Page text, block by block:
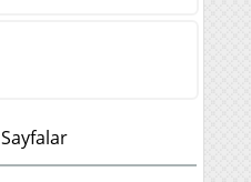
Sayfalar